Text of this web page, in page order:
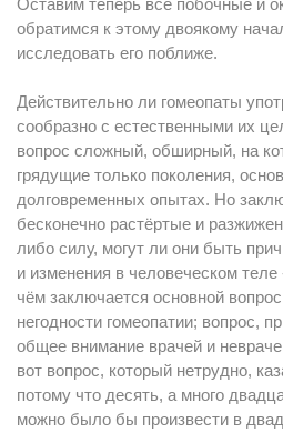
Оставим теперь все побочные и
обратимся к этому двоякому
исследовать его поближе.
Действительно ли гомеопаты
сообразно с естественными их
вопрос сложный, обширный, на
грядущие только поколения,
долговременных опытах. Но
бесконечно растёртые и
либо силу, могут ли они быть
и изменения в человеческом теле
чём заключается основной
негодности гомеопатии; вопрос,
общее внимание врачей и
вот вопрос, который нетрудно,
потому что десять, а много
можно было бы произвести в